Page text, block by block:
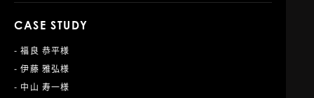
CASE STUDY
- 福良 恭平様
- 伊藤 雅弘様
- 中山 寿一様